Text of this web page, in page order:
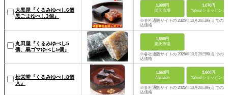
大黒屋『くるみゆべし6個
黒ごまゆべし3個』
1,000円
楽天市場
1,070円
Yahoo!ショッピング
※各社通販サイトの 2025年10月20日時点 での税
込価格
丸田屋『くるみゆべし5
個、黒ゴマゆべし5個』
1,500円
楽天市場
※各社通販サイトの 2025年10月28日時点 での税
込価格
松栄堂『くるみゆべし8個
入』
1,663円
Amazon
3,680円
Yahoo!ショッピング
※各社通販サイトの 2025年10月20日時点 での税
込価格